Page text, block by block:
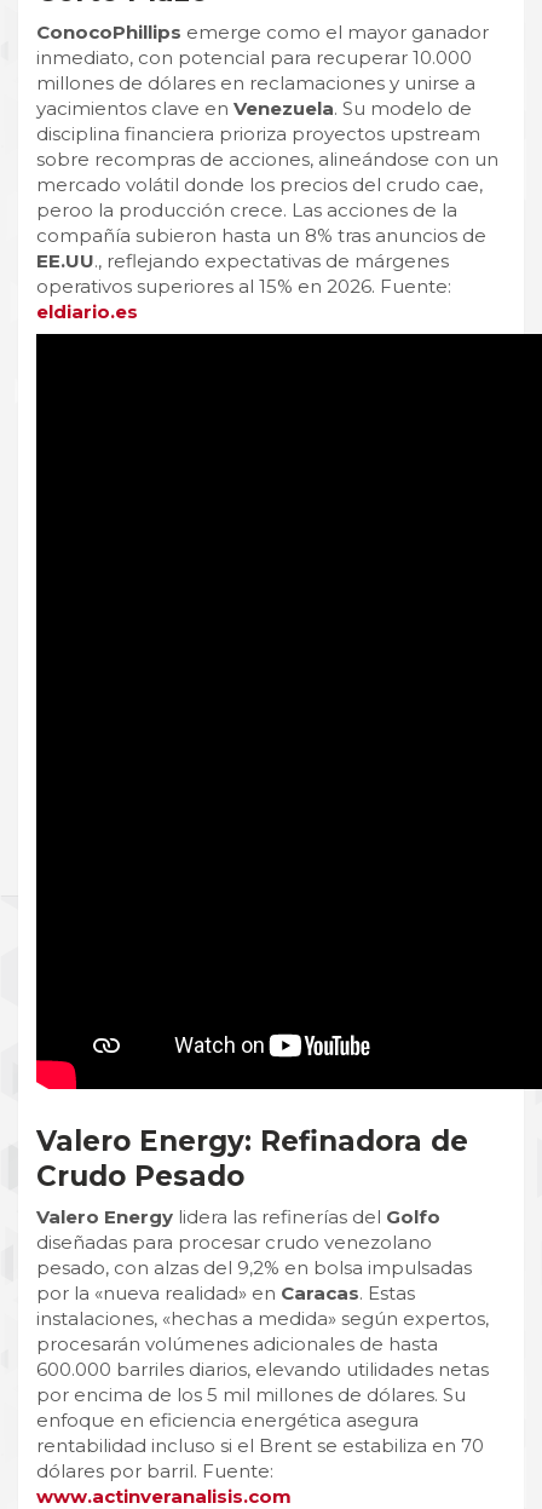
ConocoPhillips emerge como el mayor ganador
inmediato, con potencial para recuperar 10.000
millones de dólares en reclamaciones y unirse a
yacimientos clave en Venezuela. Su modelo de
disciplina financiera prioriza proyectos upstream
sobre recompras de acciones, alineándose con un
mercado volátil donde los precios del crudo cae,
peroo la producción crece. Las acciones de la
compañía subieron hasta un 8% tras anuncios de
EE.UU., reflejando expectativas de márgenes
operativos superiores al 15% en 2026. Fuente:
eldiario.es
Valero Energy: Refinadora de
Crudo Pesado
Valero Energy lidera las refinerías del Golfo
diseñadas para procesar crudo venezolano
pesado, con alzas del 9,2% en bolsa impulsadas
por la «nueva realidad» en Caracas. Estas
instalaciones, «hechas a medida» según expertos,
procesarán volúmenes adicionales de hasta
600.000 barriles diarios, elevando utilidades netas
por encima de los 5 mil millones de dólares. Su
enfoque en eficiencia energética asegura
rentabilidad incluso si el Brent se estabiliza en 70
dólares por barril. Fuente:
www.actinveranalisis.com